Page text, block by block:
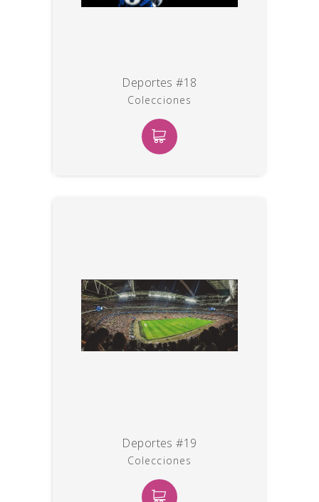
Deportes #18
Colecciones
Deportes #19
Colecciones